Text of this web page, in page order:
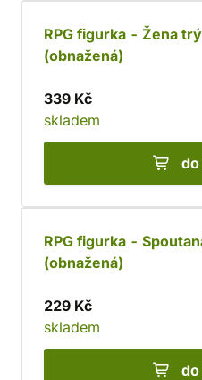
RPG figurka - Žena
(obnažená)
339 Kč
skladem
do
RPG figurka -
(obnažená)
229 Kč
skladem
do